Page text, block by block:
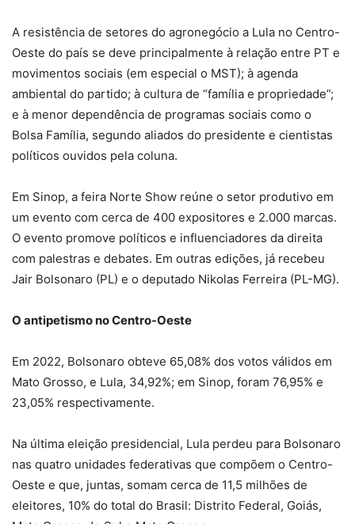
A resistência de setores do agronegócio a Lula no Centro-
Oeste do país se deve principalmente à relação entre PT e
movimentos sociais (em especial o MST); à agenda
ambiental do partido; à cultura de “família e propriedade”;
e à menor dependência de programas sociais como o
Bolsa Família, segundo aliados do presidente e cientistas
políticos ouvidos pela coluna.
Em Sinop, a feira Norte Show reúne o setor produtivo em
um evento com cerca de 400 expositores e 2.000 marcas.
O evento promove políticos e influenciadores da direita
com palestras e debates. Em outras edições, já recebeu
Jair Bolsonaro (PL) e o deputado Nikolas Ferreira (PL-MG).
O antipetismo no Centro-Oeste
Em 2022, Bolsonaro obteve 65,08% dos votos válidos em
Mato Grosso, e Lula, 34,92%; em Sinop, foram 76,95% e
23,05% respectivamente.
Na última eleição presidencial, Lula perdeu para Bolsonaro
nas quatro unidades federativas que compõem o Centro-
Oeste e que, juntas, somam cerca de 11,5 milhões de
eleitores, 10% do total do Brasil: Distrito Federal, Goiás,